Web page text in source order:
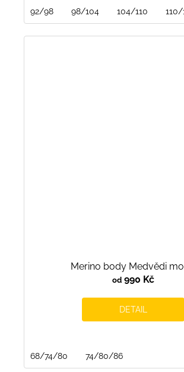
92/98 98/104 104/110 110/
Merino body Medvědi
od990 Kč
DETAIL
68/74/80 74/80/86